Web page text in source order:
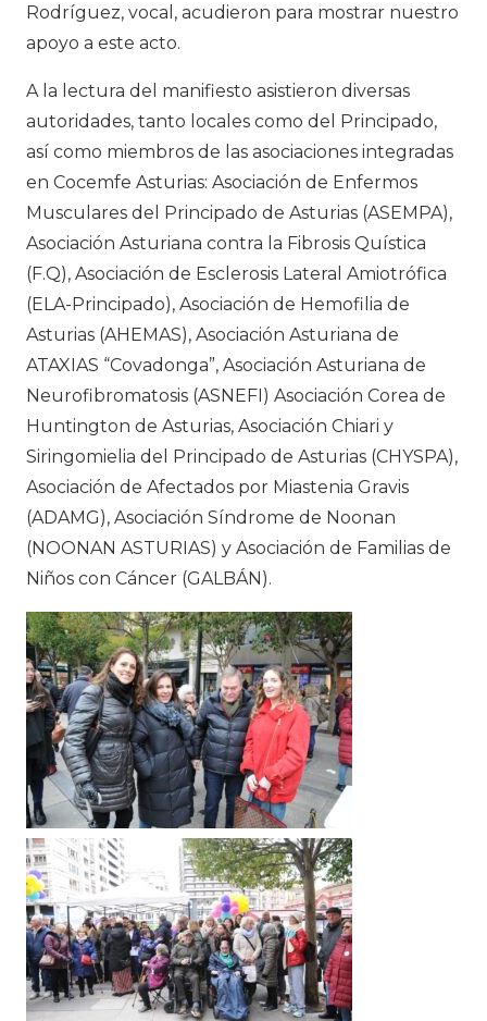
Rodríguez, vocal, acudieron para mostrar nuestro
apoyo a este acto.
A la lectura del manifiesto asistieron diversas
autoridades, tanto locales como del Principado,
así como miembros de las asociaciones integradas
en Cocemfe Asturias: Asociación de Enfermos
Musculares del Principado de Asturias (ASEMPA),
Asociación Asturiana contra la Fibrosis Quística
(F.Q), Asociación de Esclerosis Lateral Amiotrófica
(ELA-Principado), Asociación de Hemofilia de
Asturias (AHEMAS), Asociación Asturiana de
ATAXIAS “Covadonga”, Asociación Asturiana de
Neurofibromatosis (ASNEFI) Asociación Corea de
Huntington de Asturias, Asociación Chiari y
Siringomielia del Principado de Asturias (CHYSPA),
Asociación de Afectados por Miastenia Gravis
(ADAMG), Asociación Síndrome de Noonan
(NOONAN ASTURIAS) y Asociación de Familias de
Niños con Cáncer (GALBÁN).